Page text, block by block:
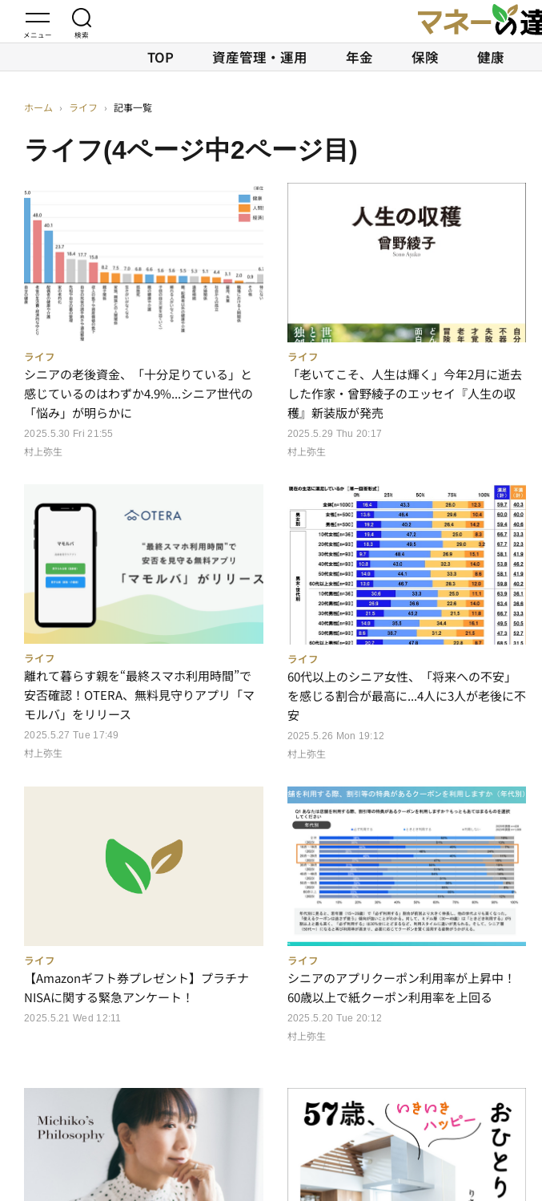
TOP 資産管理・運用 年金 保険 健康
ホーム › ライフ › 記事一覧
ライフ(4ページ中2ページ目)
ライフ
2025.5.30 Fri 21:55
シニアの老後資金、「十分足りている」と
感じているのはわずか4.9%...シニア世代の
「悩み」が明らかに
村上弥生
ライフ
2025.5.29 Thu 20:17
「老いてこそ、人生は輝く」今年2月に逝去
した作家・曾野綾子のエッセイ『人生の収
穫』新装版が発売
村上弥生
ライフ
2025.5.27 Tue 17:49
離れて暮らす親を“最終スマホ利用時間”で
安否確認！OTERA、無料見守りアプリ「マ
モルバ」をリリース
村上弥生
ライフ
2025.5.26 Mon 19:12
60代以上のシニア女性、「将来への不安」
を感じる割合が最高に...4人に3人が老後に不
安
村上弥生
ライフ
2025.5.21 Wed 12:11
【Amazonギフト券プレゼント】プラチナ
NISAに関する緊急アンケート！
ライフ
2025.5.20 Tue 20:12
シニアのアプリクーポン利用率が上昇中！
60歳以上で紙クーポン利用率を上回る
村上弥生